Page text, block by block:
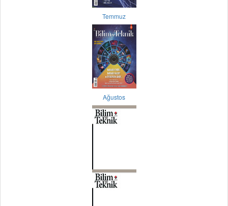
Temmuz
Ağustos